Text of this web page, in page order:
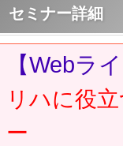
セミナー詳細
【Webラ
リハに役
ー